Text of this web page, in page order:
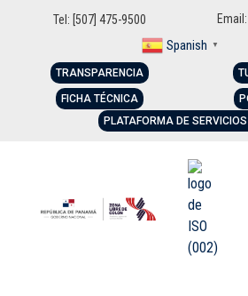
Tel: [507] 475-9500 Email:
Spanish ▼
TRANSPARENCIA
FICHA TÉCNICA
PLATAFORMA DE